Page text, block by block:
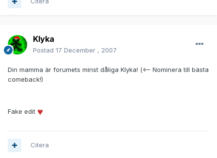
Klyka
Postad 17 December , 2007
Din mamma är forumets minst dåliga Klyka! (<-- Nominera till bästa
comeback!)
Fake edit
Citera